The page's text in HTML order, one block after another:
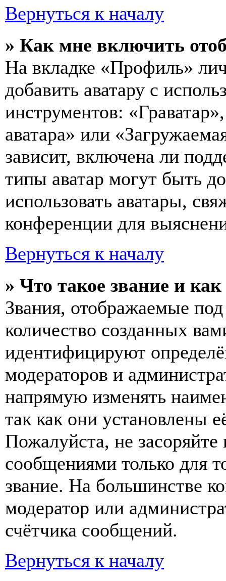
Вернуться к началу
» Как мне включить
На вкладке «Профиль»
добавить аватару с
инструментов:
аватара» или
зависит, включена ли
типы аватар могут быть
использовать аватары,
конференции для
Вернуться к началу
» Что такое звание и
Звания, отображаемые
количество созданных
идентифицируют
модераторов и
напрямую изменять
так как они установлены
Пожалуйста, не
сообщениями только для
звание. На большинстве
модератор или
счётчика сообщений.
Вернуться к началу